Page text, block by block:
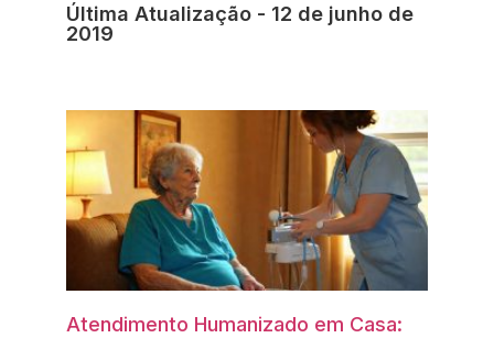
Última Atualização - 12 de junho de
2019
Atendimento Humanizado em Casa: